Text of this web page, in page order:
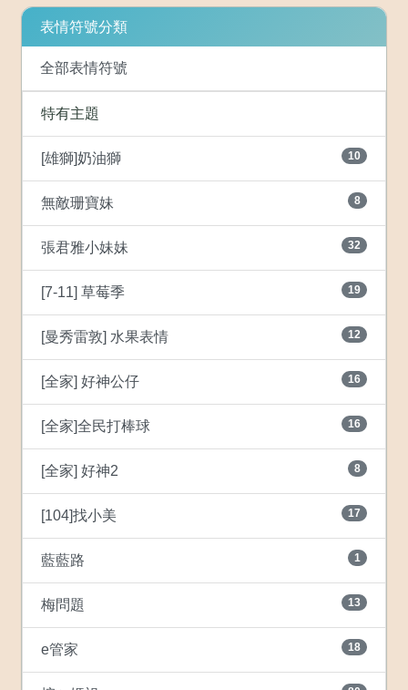
表情符號分類
全部表情符號
特有主題
[雄獅]奶油獅 10
無敵珊寶妹 8
張君雅小妹妹 32
[7-11] 草莓季 19
[曼秀雷敦] 水果表情 12
[全家] 好神公仔 16
[全家]全民打棒球 16
[全家] 好神2 8
[104]找小美 17
藍藍路 1
梅問題 13
e管家 18